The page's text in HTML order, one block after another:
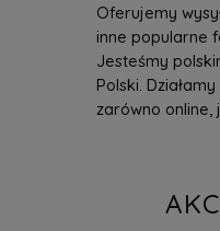
Oferujemy
inne popularne
Jesteśmy
Polski.
zarówno online,